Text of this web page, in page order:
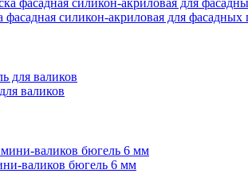
силикон-акриловая для фасадных
валиков
валиков бюгель 6 мм